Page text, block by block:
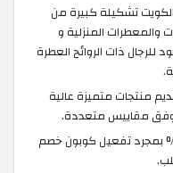
تشكيلة كبيرة من
والمعطرات المنزلية و
للرجال ذات الروائح العطرة
منتجات متميزة عالية
وفق مقاييس متعددة.
الاستمتاع بخصم بقيمة 3% بمجرد تفعيل كوبون خصم